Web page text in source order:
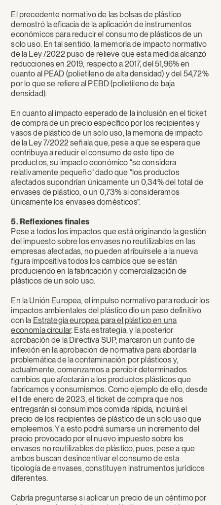
El precedente normativo de las bolsas de plástico
demostró la eficacia de la aplicación de instrumentos
económicos para reducir el consumo de plásticos de un
solo uso. En tal sentido, la memoria de impacto normativo
de la Ley /2022 puso de relieve que esta medida alcanzó
reducciones en 2019, respecto a 2017, del 51,96% en
cuanto al PEAD (polietileno de alta densidad) y del 54,72%
por lo que se refiere al PEBD (polietileno de baja
densidad).
En cuanto al impacto esperado de la inclusión en el ticket
de compra de un precio específico por los recipientes y
vasos de plástico de un solo uso, la memoria de impacto
de la Ley 7/2022 señala que, pese a que se espera que
contribuya a reducir el consumo de este tipo de
productos, su impacto económico “se considera
relativamente pequeño” dado que “los productos
afectados supondrían únicamente un 0,34% del total de
envases de plástico, o un 0,73% si consideramos
únicamente los envases domésticos”.
5. Reflexiones finales
Pese a todos los impactos que está originando la gestión
del impuesto sobre los envases no reutilizables en las
empresas afectadas, no pueden atribuírsele a la nueva
figura impositiva todos los cambios que se están
produciendo en la fabricación y comercialización de
plásticos de un solo uso.
En la Unión Europea, el impulso normativo para reducir los
impactos ambientales del plástico dio un paso definitivo
con la Estrategia europea para el plástico en una
economía circular. Esta estrategia, y la posterior
aprobación de la Directiva SUP, marcaron un punto de
inflexión en la aprobación de normativa para abordar la
problemática de la contaminación por plásticos y,
actualmente, comenzamos a percibir determinados
cambios que afectarán a los productos plásticos que
fabricamos y consumismos. Como ejemplo de ello, desde
el 1 de enero de 2023, el ticket de compra que nos
entregarán si consumimos comida rápida, incluirá el
precio de los recipientes de plástico de un solo uso que
empleemos. Y a esto podrá sumarse un incremento del
precio provocado por el nuevo impuesto sobre los
envases no reutilizables de plástico, pues, pese a que
ambos buscan desincentivar el consumo de esta
tipología de envases, constituyen instrumentos jurídicos
diferentes.
Cabría preguntarse si aplicar un precio de un céntimo por